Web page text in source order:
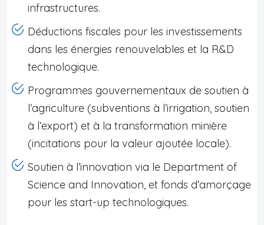
infrastructures.
Déductions fiscales pour les investissements
dans les énergies renouvelables et la R&D
technologique.
Programmes gouvernementaux de soutien à
l’agriculture (subventions à l’irrigation, soutien
à l’export) et à la transformation minière
(incitations pour la valeur ajoutée locale).
Soutien à l’innovation via le Department of
Science and Innovation, et fonds d’amorçage
pour les start-up technologiques.